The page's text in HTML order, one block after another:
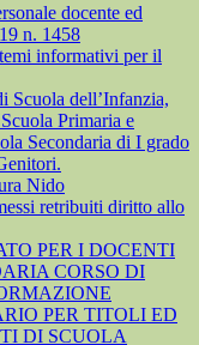
docente ed
n. 1458
informativi per il
Scuola dell’Infanzia,
Primaria e
Secondaria di I grado
Nido
retribuiti diritto allo
PER I DOCENTI
CORSO DI
PER TITOLI ED
DI SCUOLA